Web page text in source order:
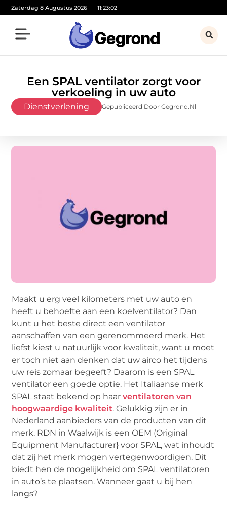
Zaterdag 8 Augustus 2026 11:23:04
Een SPAL ventilator zorgt voor
verkoeling in uw auto
Dienstverlening Gepubliceerd Door Gegrond.nl
Maakt u erg veel kilometers met uw auto en
heeft u behoefte aan een koelventilator? Dan
kunt u het beste direct een ventilator
aanschaffen van een gerenommeerd merk. Het
liefst kiest u natuurlijk voor kwaliteit, want u moet
er toch niet aan denken dat uw airco het tijdens
uw reis zomaar begeeft? Daarom is een SPAL
ventilator een goede optie. Het Italiaanse merk
SPAL staat bekend op haarventilatoren van
hoogwaardige kwaliteit. Gelukkig zijn er in
Nederland aanbieders van de producten van dit
merk. RDN in Waalwijk is een OEM (Original
Equipment Manufacturer} voor SPAL, wat inhoudt
dat zij het merk mogen vertegenwoordigen. Dit
biedt hen de mogelijkheid om SPAL ventilatoren
in auto’s te plaatsen. Wanneer gaat u bij hen
langs?